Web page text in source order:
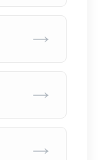
→
→
→